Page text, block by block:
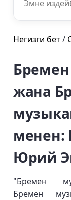
Негизги бет/
жана
менен:
Юрий
"Бремен
Бремен